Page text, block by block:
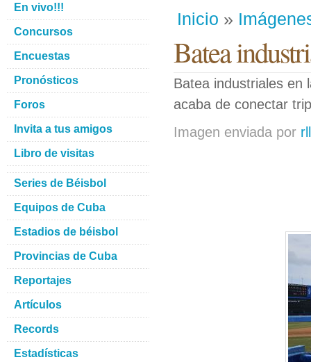
Inicio »
Batea
Batea industriales en
acaba de conectar
Imagen enviada por
En vivo!!!
Concursos
Encuestas
Pronósticos
Foros
Invita a tus amigos
Libro de visitas
Series de Béisbol
Equipos de Cuba
Estadios de béisbol
Provincias de Cuba
Reportajes
Artículos
Records
Estadísticas